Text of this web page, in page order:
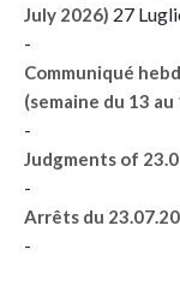
July 2026) 27
-
Communiqué
(semaine du 13
-
Judgments of
-
Arrêts du
-